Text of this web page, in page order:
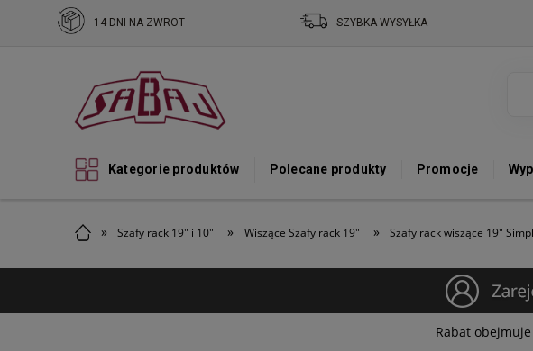
Kategorie produktów Polecane produkty Promocje
» Szafy rack 19" i 10" » Wiszące Szafy rack 19" » Szafy rack wiszące 19"
14-DNI NA ZWROT SZYBKA WYSYŁKA
Rabat